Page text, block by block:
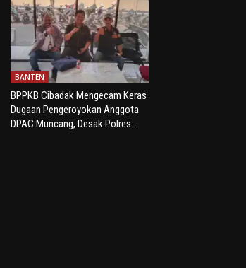
BANTEN
BPPKB Cibadak Mengecam Keras
Dugaan Pengeroyokan Anggota
DPAC Muncang, Desak Polres...